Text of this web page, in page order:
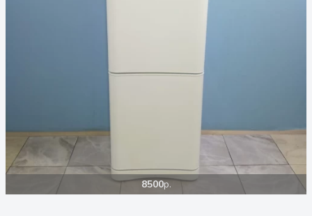
8500р.